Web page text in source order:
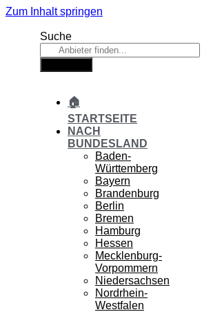
Zum Inhalt springen
Suche
🏠
STARTSEITE
NACH
BUNDESLAND
Baden-
Württemberg
Bayern
Brandenburg
Berlin
Bremen
Hamburg
Hessen
Mecklenburg-
Vorpommern
Niedersachsen
Nordrhein-
Westfalen